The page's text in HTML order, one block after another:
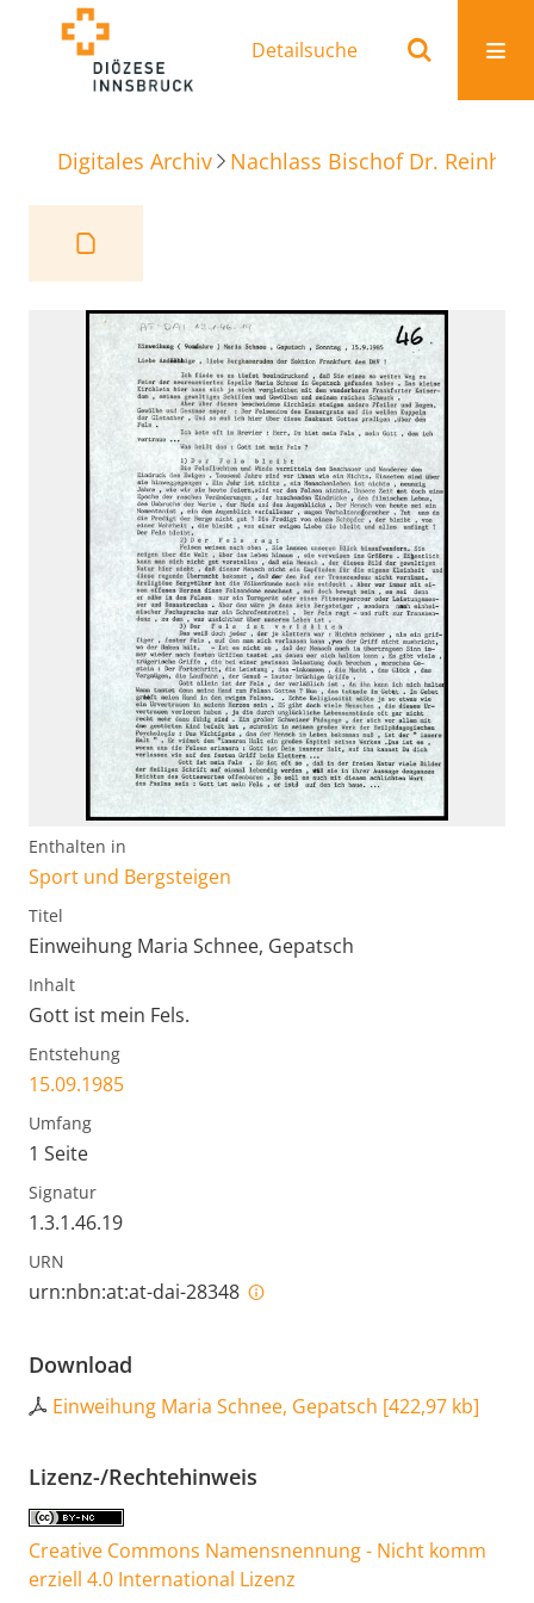
Detailsuche
Digitales Archiv Nachlass Bischof Dr.
Enthalten in
Sport und Bergsteigen
Titel
Einweihung Maria Schnee, Gepatsch
Inhalt
Gott ist mein Fels.
Entstehung
15.09.1985
Umfang
1 Seite
Signatur
1.3.1.46.19
URN
urn:nbn:at:at-dai-28348
Download
Einweihung Maria Schnee, Gepatsch [422,97 kb]
Lizenz-/Rechtehinweis
Creative Commons Namensnennung - Nicht komm
erziell 4.0 International Lizenz